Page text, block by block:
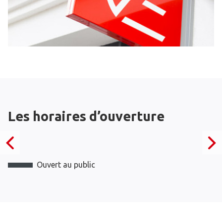
Les horaires d’ouverture
Ouvert au public